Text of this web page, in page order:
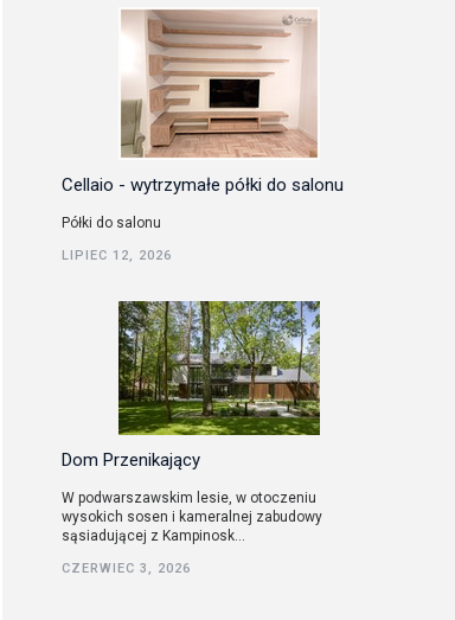
Cellaio - wytrzymałe półki do salonu
Półki do salonu
LIPIEC 12, 2026
Dom Przenikający
W podwarszawskim lesie, w otoczeniu
wysokich sosen i kameralnej zabudowy
sąsiadującej z Kampinosk...
CZERWIEC 3, 2026